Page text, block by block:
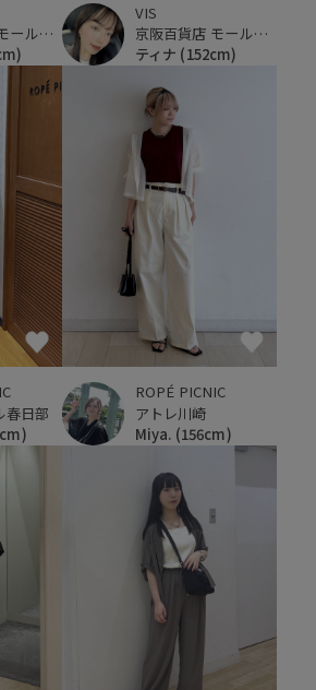
京阪百貨店 モール京橋店
VIS
京阪百貨店 モール京橋店
ティナ (152cm)
春日部
ROPÉ PICNIC
アトレ川崎
Miya. (156cm)